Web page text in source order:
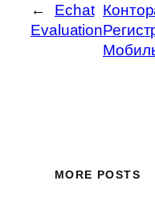
←
Echat
Evaluation
MORE POSTS